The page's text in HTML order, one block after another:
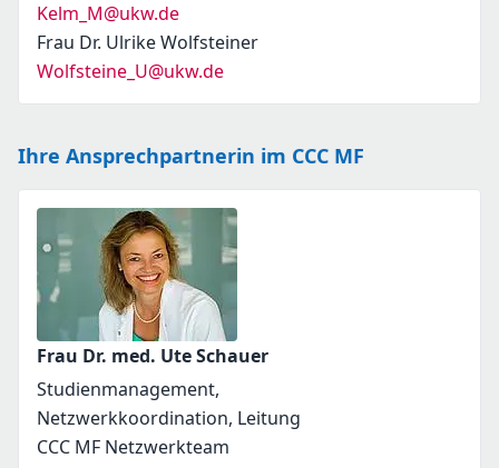
Kelm_M@ukw.de
Frau Dr. Ulrike Wolfsteiner
Wolfsteine_U@ukw.de
Ihre Ansprechpartnerin im CCC MF
Frau Dr. med. Ute Schauer
Studienmanagement,
Netzwerkkoordination, Leitung
CCC MF Netzwerkteam